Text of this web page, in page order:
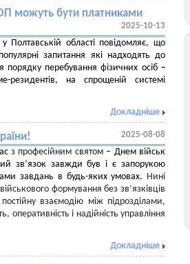
можуть бути платниками
2025-10-13
Полтавській області повідомляє, що
запитання які надходять до
порядку перебування фізичних осіб –
резидентів, на спрощеній системі
Докладніше
2025-08-08
з професійним святом – Днем військ
зв’язок завжди був і є запорукою
завдань в будь-яких умовах. Нині
формування без зв’язківців
взаємодію між підрозділами,
оперативність і надійність управління
Докладніше